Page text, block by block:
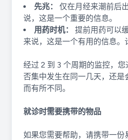
先兆：
仅在月经来潮前后
说，这是一个重要的信息。
用药时机：
提前用药可以
来说，这是一个有用的信息。
经过 2 到 3 个周期的监控，
否集中发生在同一几天，还是
而有所不同。
就诊时需要携带的物品
如果您需要帮助，请携带一份